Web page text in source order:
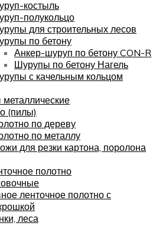
костыль
полукольцо
для строительных лесов
по бетону
Анкер-шуруп по бетону CON-R
Шурупы по бетону Нагель
с качельным кольцом
(пилы)
по дереву
по металлу
для резки картона, поролона
полотно
ленточное полотно с
леса